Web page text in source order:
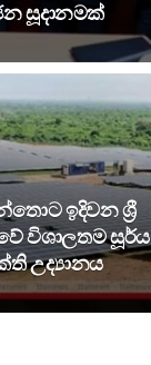
සූදානමක්
ඉදිවන ශ්‍රී
විශාලතම සූර්ය
උද්‍යානය